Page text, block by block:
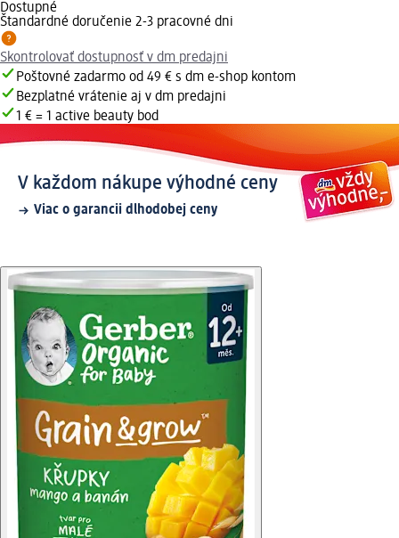
Dostupné
Štandardné doručenie 2-3 pracovné dni
Skontrolovať dostupnosť v dm predajni
Poštovné zadarmo od 49 € s dm e-shop kontom
Bezplatné vrátenie aj v dm predajni
1 € = 1 active beauty bod
V každom nákupe výhodné ceny
Viac o garancii dlhodobej ceny